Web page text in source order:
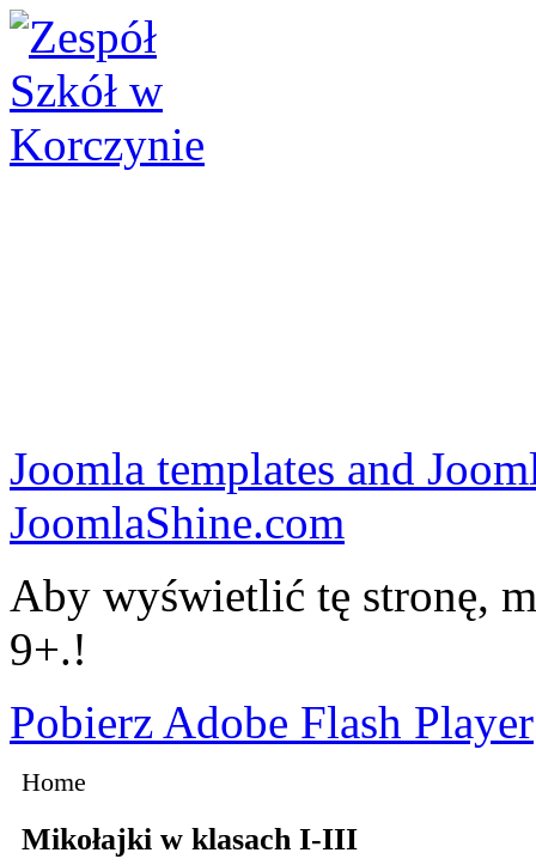
Joomla templates and
JoomlaShine.com
Aby wyświetlić tę stronę,
9+.!
Pobierz Adobe Flash Player
Home
Mikołajki w klasach I-III